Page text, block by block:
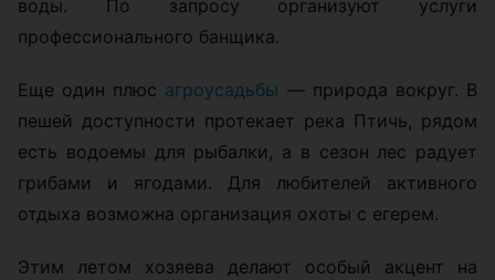
воды. По запросу организуют услуги
профессионального банщика.
Еще один плюс агроусадьбы — природа вокруг. В
пешей доступности протекает река Птичь, рядом
есть водоемы для рыбалки, а в сезон лес радует
грибами и ягодами. Для любителей активного
отдыха возможна организация охоты с егерем.
Этим летом хозяева делают особый акцент на